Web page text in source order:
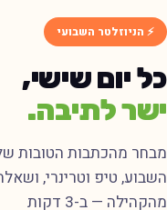
⚡ הניוזלטר השבועי
יום שישי,
לתיבה.
מהכתבות הטובות של
טיפ וטרינרי, ושאלה
מהקהילה — ב-3 דקות